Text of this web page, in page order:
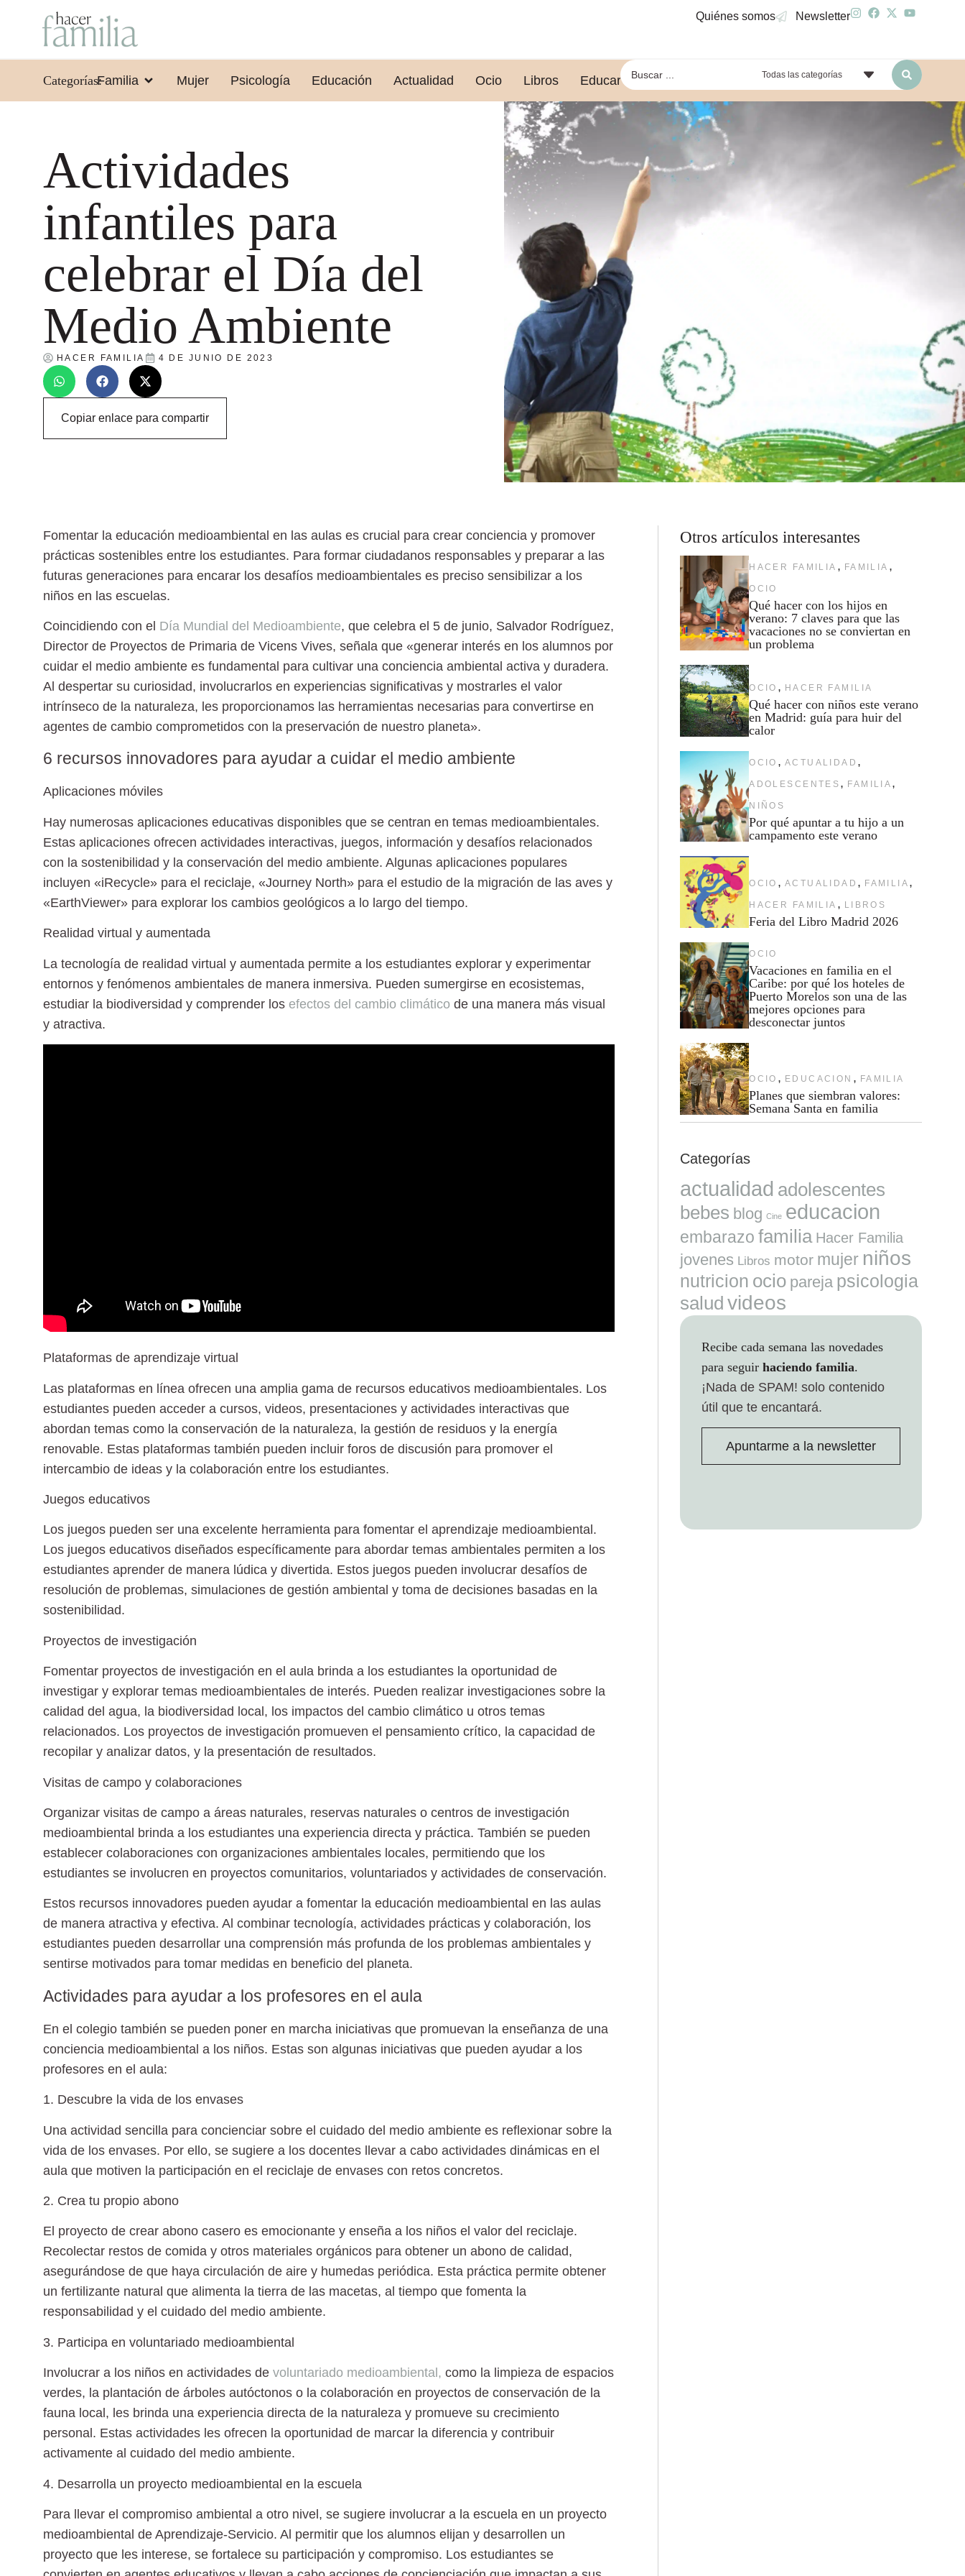
Quiénes somos Newsletter
Categorías:Familia Mujer Psicología Educación Actualidad Ocio Libros Educar leyendo Todas las categorías
Actividades
infantiles para
celebrar el Día del
Medio Ambiente
HACER FAMILIA 4 DE JUNIO DE 2023
Copiar enlace para compartir
Fomentar la educación medioambiental en las aulas es crucial para crear conciencia y promover
prácticas sostenibles entre los estudiantes. Para formar ciudadanos responsables y preparar a las
futuras generaciones para encarar los desafíos medioambientales es preciso sensibilizar a los
niños en las escuelas.
Coincidiendo con el Día Mundial del Medioambiente, que celebra el 5 de junio, Salvador Rodríguez,
Director de Proyectos de Primaria de Vicens Vives, señala que «generar interés en los alumnos por
cuidar el medio ambiente es fundamental para cultivar una conciencia ambiental activa y duradera.
Al despertar su curiosidad, involucrarlos en experiencias significativas y mostrarles el valor
intrínseco de la naturaleza, les proporcionamos las herramientas necesarias para convertirse en
agentes de cambio comprometidos con la preservación de nuestro planeta».
6 recursos innovadores para ayudar a cuidar el medio ambiente
Aplicaciones móviles
Hay numerosas aplicaciones educativas disponibles que se centran en temas medioambientales.
Estas aplicaciones ofrecen actividades interactivas, juegos, información y desafíos relacionados
con la sostenibilidad y la conservación del medio ambiente. Algunas aplicaciones populares
incluyen «iRecycle» para el reciclaje, «Journey North» para el estudio de la migración de las aves y
«EarthViewer» para explorar los cambios geológicos a lo largo del tiempo.
Realidad virtual y aumentada
La tecnología de realidad virtual y aumentada permite a los estudiantes explorar y experimentar
entornos y fenómenos ambientales de manera inmersiva. Pueden sumergirse en ecosistemas,
estudiar la biodiversidad y comprender los efectos del cambio climático de una manera más visual
y atractiva.
Plataformas de aprendizaje virtual
Las plataformas en línea ofrecen una amplia gama de recursos educativos medioambientales. Los
estudiantes pueden acceder a cursos, videos, presentaciones y actividades interactivas que
abordan temas como la conservación de la naturaleza, la gestión de residuos y la energía
renovable. Estas plataformas también pueden incluir foros de discusión para promover el
intercambio de ideas y la colaboración entre los estudiantes.
Juegos educativos
Los juegos pueden ser una excelente herramienta para fomentar el aprendizaje medioambiental.
Los juegos educativos diseñados específicamente para abordar temas ambientales permiten a los
estudiantes aprender de manera lúdica y divertida. Estos juegos pueden involucrar desafíos de
resolución de problemas, simulaciones de gestión ambiental y toma de decisiones basadas en la
sostenibilidad.
Proyectos de investigación
Fomentar proyectos de investigación en el aula brinda a los estudiantes la oportunidad de
investigar y explorar temas medioambientales de interés. Pueden realizar investigaciones sobre la
calidad del agua, la biodiversidad local, los impactos del cambio climático u otros temas
relacionados. Los proyectos de investigación promueven el pensamiento crítico, la capacidad de
recopilar y analizar datos, y la presentación de resultados.
Visitas de campo y colaboraciones
Organizar visitas de campo a áreas naturales, reservas naturales o centros de investigación
medioambiental brinda a los estudiantes una experiencia directa y práctica. También se pueden
establecer colaboraciones con organizaciones ambientales locales, permitiendo que los
estudiantes se involucren en proyectos comunitarios, voluntariados y actividades de conservación.
Estos recursos innovadores pueden ayudar a fomentar la educación medioambiental en las aulas
de manera atractiva y efectiva. Al combinar tecnología, actividades prácticas y colaboración, los
estudiantes pueden desarrollar una comprensión más profunda de los problemas ambientales y
sentirse motivados para tomar medidas en beneficio del planeta.
Actividades para ayudar a los profesores en el aula
En el colegio también se pueden poner en marcha iniciativas que promuevan la enseñanza de una
conciencia medioambiental a los niños. Estas son algunas iniciativas que pueden ayudar a los
profesores en el aula:
1. Descubre la vida de los envases
Una actividad sencilla para concienciar sobre el cuidado del medio ambiente es reflexionar sobre la
vida de los envases. Por ello, se sugiere a los docentes llevar a cabo actividades dinámicas en el
aula que motiven la participación en el reciclaje de envases con retos concretos.
2. Crea tu propio abono
El proyecto de crear abono casero es emocionante y enseña a los niños el valor del reciclaje.
Recolectar restos de comida y otros materiales orgánicos para obtener un abono de calidad,
asegurándose de que haya circulación de aire y humedas periódica. Esta práctica permite obtener
un fertilizante natural que alimenta la tierra de las macetas, al tiempo que fomenta la
responsabilidad y el cuidado del medio ambiente.
3. Participa en voluntariado medioambiental
Involucrar a los niños en actividades de voluntariado medioambiental, como la limpieza de espacios
verdes, la plantación de árboles autóctonos o la colaboración en proyectos de conservación de la
fauna local, les brinda una experiencia directa de la naturaleza y promueve su crecimiento
personal. Estas actividades les ofrecen la oportunidad de marcar la diferencia y contribuir
activamente al cuidado del medio ambiente.
4. Desarrolla un proyecto medioambiental en la escuela
Para llevar el compromiso ambiental a otro nivel, se sugiere involucrar a la escuela en un proyecto
medioambiental de Aprendizaje-Servicio. Al permitir que los alumnos elijan y desarrollen un
proyecto que les interese, se fortalece su participación y compromiso. Los estudiantes se
Otros artículos interesantes
HACER FAMILIA , FAMILIA ,
OCIO
Qué hacer con los hijos en
verano: 7 claves para que las
vacaciones no se conviertan en
un problema
OCIO , HACER FAMILIA
Qué hacer con niños este verano
en Madrid: guía para huir del
calor
OCIO , ACTUALIDAD ,
ADOLESCENTES , FAMILIA ,
NIÑOS
Por qué apuntar a tu hijo a un
campamento este verano
OCIO , ACTUALIDAD , FAMILIA ,
HACER FAMILIA , LIBROS
Feria del Libro Madrid 2026
OCIO
Vacaciones en familia en el
Caribe: por qué los hoteles de
Puerto Morelos son una de las
mejores opciones para
desconectar juntos
OCIO , EDUCACION , FAMILIA
Planes que siembran valores:
Semana Santa en familia
Categorías
actualidad adolescentes
bebes blog Cine educacion
embarazo familia Hacer Familia
jovenes Libros motor mujer niños
nutricion ocio pareja psicologia
salud videos
Recibe cada semana las novedades
para seguir haciendo familia.
¡Nada de SPAM! solo contenido
útil que te encantará.
Apuntarme a la newsletter